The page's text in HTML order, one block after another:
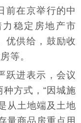
前在京举行的中
稳定房地产市
优供给，鼓励收
等。
跃进表示，会议
方式，“因城施
从土地端及土地
量商品房重点用